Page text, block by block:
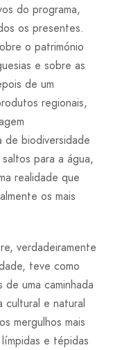
do programa,
os presentes.
o património
e sobre as
de um
regionais,
de biodiversidade
para a água,
realidade que
os mais
verdadeiramente
teve como
uma caminhada
cultural e natural
mergulhos mais
e tépidas